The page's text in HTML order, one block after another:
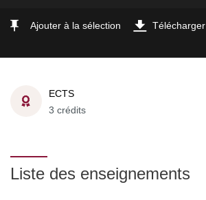
Ajouter à la sélection Télécharger
ECTS
3 crédits
Liste des enseignements